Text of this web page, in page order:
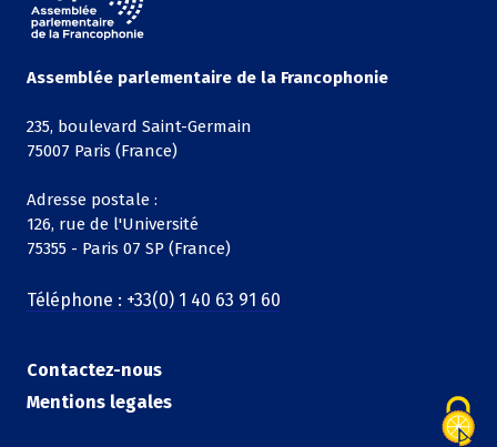
Assemblée parlementaire de la Francophonie
235, boulevard Saint-Germain
75007 Paris (France)
Adresse postale :
126, rue de l'Université
75355 - Paris 07 SP (France)
Téléphone : +33(0) 1 40 63 91 60
Contactez-nous
Mentions legales